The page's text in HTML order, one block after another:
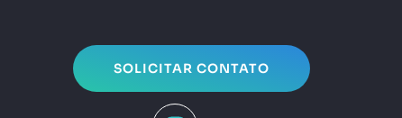
SOLICITAR CONTATO